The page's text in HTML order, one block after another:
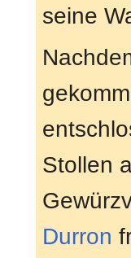
seine
Stollen
Durron